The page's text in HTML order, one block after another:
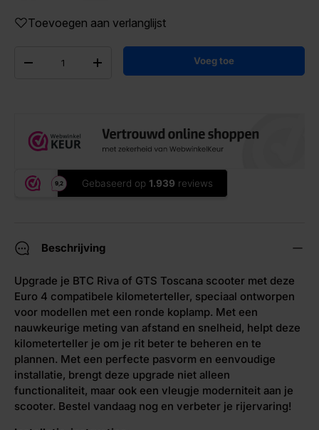
Toevoegen aan verlanglijst
-
+
Voeg toe
Beschrijving
Upgrade je BTC Riva of GTS Toscana scooter met deze
Euro 4 compatibele kilometerteller, speciaal ontworpen
voor modellen met een ronde koplamp. Met een
nauwkeurige meting van afstand en snelheid, helpt deze
kilometerteller je om je rit beter te beheren en te
plannen. Met een perfecte pasvorm en eenvoudige
installatie, brengt deze upgrade niet alleen
functionaliteit, maar ook een vleugje moderniteit aan je
scooter. Bestel vandaag nog en verbeter je rijervaring!